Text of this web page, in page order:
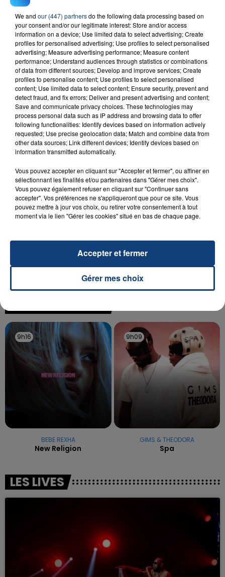
FIL D'ACTU
23 juillet 2026
INCENDIE MORTEL À LENS : UNE FEMME ET
SON BÉBÉ ENTRE LA VIE ET LA...
Un homme s'est immolé par le feu après avoir
d'un liquide inflammable.
20 juillet 2026
UNE ADOLESCENTE DEVANT SE FAIRE
OPÉRER DE LA CHEVILLE RESSORT DE LA...
La famille a porté plainte contre la clinique qui a
9h16
9h16
BEBE REXHA
New Religion
9h09
9h09
GIMS & THEODORA
Spa
LES LIVES
We and our (447) partnersdo the following data processing based on
your consent and/or our legitimate interest: Store and/or access
information on a device; Use limited data to select advertising; Create
profiles for personalised advertising; Use profiles to select personalised
advertising; Measure advertising performance; Measure content
performance; Understand audiences through statistics or combinations
of data from different sources; Develop and improve services; Create
profiles to personalise content; Use profiles to select personalised
content; Use limited data to select content; Ensure security, prevent and
detect fraud, and fix errors; Deliver and present advertising and content;
Save and communicate privacy choices. These technologies may
process personal data such as IP address and browsing data to offer
following functionalities: Identify devices based on information actively
requested; Use precise geolocation data; Match and combine data from
other data sources; Link different devices; Identify devices based on
information transmitted automatically.
Vous pouvez accepter en cliquant sur "Accepter et fermer", ou affiner en
sélectionnant les finalités et/ou partenaires dans "Gérer mes choix".
Vous pouvez également refuser en cliquant sur "Continuer sans
accepter". Vos préférences ne s'appliqueront que pour ce site. Vous
pouvez mettre à jour vos choix, ou retirer votre consentement à tout
moment via le lien "Gérer les cookies" situé en bas de chaque page.
Gérer mes choix
Accepter et fermer